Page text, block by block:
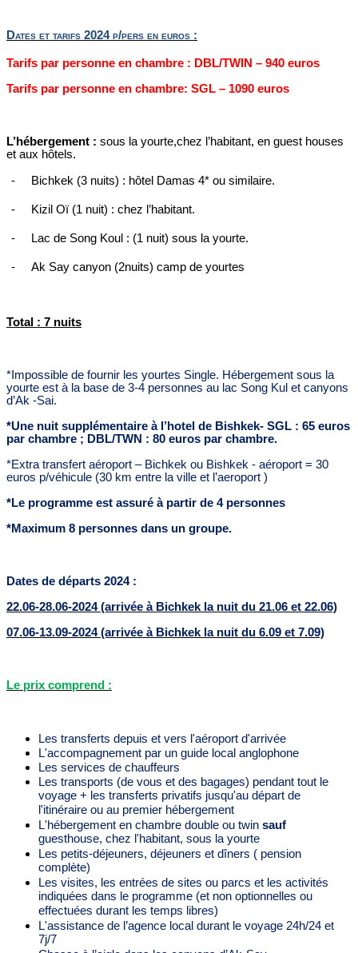
Dates et tarifs 2024 p/pers en euros :
Tarifs par personne en chambre : DBL/TWIN – 940 euros
Tarifs par personne en chambre: SGL – 1090 euros
L’hébergement : sous la yourte,chez l’habitant, en guest houses
et aux hôtels.
- Bichkek (3 nuits) : hôtel Damas 4* ou similaire.
- Kizil Oï (1 nuit) : chez l’habitant.
- Lac de Song Koul : (1 nuit) sous la yourte.
- Ak Say canyon (2nuits) camp de yourtes
Total : 7 nuits
*Impossible de fournir les yourtes Single. Hébergement sous la
yourte est à la base de 3-4 personnes au lac Song Kul et canyons
d’Ak -Sai.
*Une nuit supplémentaire à l’hotel de Bishkek- SGL : 65 euros
par chambre ; DBL/TWN : 80 euros par chambre.
*Extra transfert aéroport – Bichkek ou Bishkek - aéroport = 30
euros p/véhicule (30 km entre la ville et l’aeroport )
*Le programme est assuré à partir de 4 personnes
*Maximum 8 personnes dans un groupe.
Dates de départs 2024 :
22.06-28.06-2024 (arrivée à Bichkek la nuit du 21.06 et 22.06)
07.06-13.09-2024 (arrivée à Bichkek la nuit du 6.09 et 7.09)
Le prix comprend :
Les transferts depuis et vers l'aéroport d'arrivée
L'accompagnement par un guide local anglophone
Les services de chauffeurs
Les transports (de vous et des bagages) pendant tout le
voyage + les transferts privatifs jusqu'au départ de
l'itinéraire ou au premier hébergement
L'hébergement en chambre double ou twin sauf
guesthouse, chez l'habitant, sous la yourte
Les petits-déjeuners, déjeuners et dîners ( pension
complète)
Les visites, les entrées de sites ou parcs et les activités
indiquées dans le programme (et non optionnelles ou
effectuées durant les temps libres)
L'assistance de l’agence local durant le voyage 24h/24 et
7j/7